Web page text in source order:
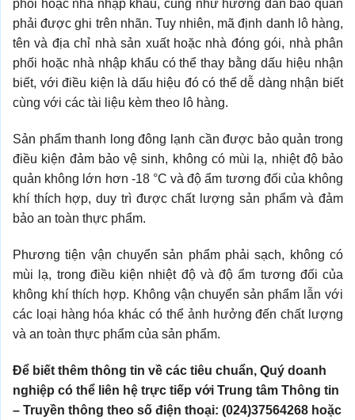
phối hoặc nhà nhập khẩu, cũng như hướng dẫn bảo quản
phải được ghi trên nhãn. Tuy nhiên, mã định danh lô hàng,
tên và địa chỉ nhà sản xuất hoặc nhà đóng gói, nhà phân
phối hoặc nhà nhập khẩu có thể thay bằng dấu hiệu nhận
biết, với điều kiện là dấu hiệu đó có thể dễ dàng nhận biết
cùng với các tài liệu kèm theo lô hàng.
Sản phẩm thanh long đông lạnh cần được bảo quản trong
điều kiện đảm bảo vệ sinh, không có mùi lạ, nhiệt độ bảo
quản không lớn hơn -18 °C và độ ẩm tương đối của không
khí thích hợp, duy trì được chất lượng sản phẩm và đảm
bảo an toàn thực phẩm.
Phương tiện vận chuyển sản phẩm phải sạch, không có
mùi lạ, trong điều kiện nhiệt độ và độ ẩm tương đối của
không khí thích hợp. Không vận chuyển sản phẩm lẫn với
các loại hàng hóa khác có thể ảnh hưởng đến chất lượng
và an toàn thực phẩm của sản phẩm.
Để biết thêm thông tin về các tiêu chuẩn, Quý doanh
nghiệp có thể liên hệ trực tiếp với Trung tâm Thông tin
– Truyền thông theo số điện thoại: (024)37564268 hoặc